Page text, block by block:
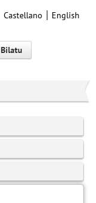
Castellano English
Bilatu